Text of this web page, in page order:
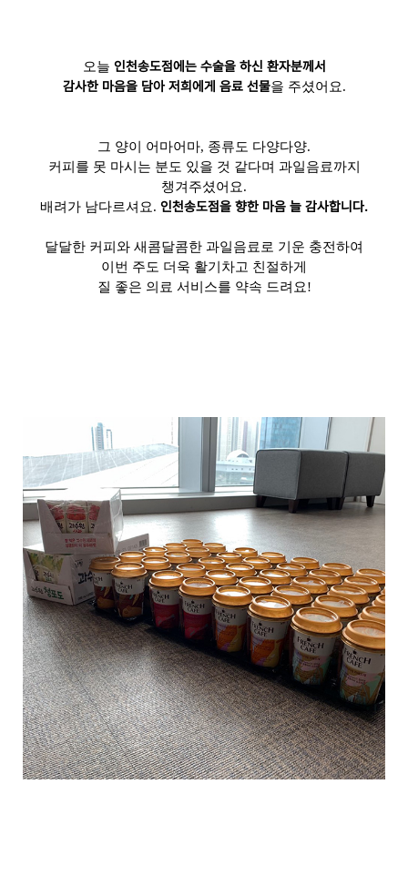
오늘 인천송도점에는 수술을 하신 환자분께서
감사한 마음을 담아 저희에게 음료 선물을 주셨어요.
그 양이 어마어마, 종류도 다양다양.
커피를 못 마시는 분도 있을 것 같다며 과일음료까지
챙겨주셨어요.
배려가 남다르셔요. 인천송도점을 향한 마음 늘 감사합니다.
달달한 커피와 새콤달콤한 과일음료로 기운 충전하여
이번 주도 더욱 활기차고 친절하게
질 좋은 의료 서비스를 약속 드려요!